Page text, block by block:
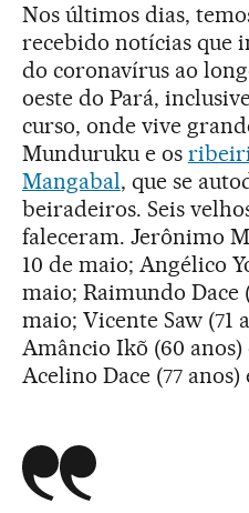
Nos últimos dias,
recebido notícias que
do coronavírus ao
oeste do Pará,
curso, onde vive
Munduruku e os
Mangabal, que se
beiradeiros. Seis
faleceram. Jerônimo
10 de maio; Angélico
maio; Raimundo Dace
maio; Vicente Saw (71
Amâncio Ikõ (60 anos)
Acelino Dace (77